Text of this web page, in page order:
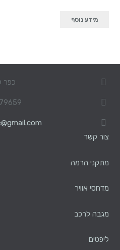
מידע נוסף
כפר
צור קשר
מתקני הרמה
מדחסי אוויר
מגבה לרכב
ליפטים